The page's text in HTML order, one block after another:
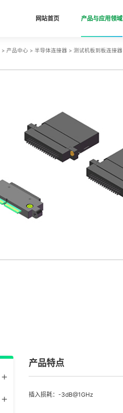
网站首页 产品与应用领域
> 产品中心 > 半导体连接器 > 测试机板到板连接器
产品特点
插入损耗：-3dB@1GHz